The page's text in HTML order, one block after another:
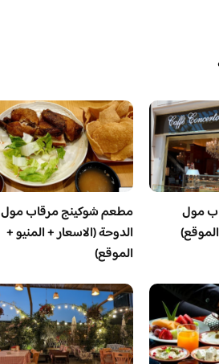
مول
مطعم شوكينج مرقاب مول
الدوحة (الاسعار + المنيو +
الموقع)